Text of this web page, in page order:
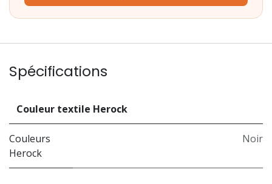
Spécifications
Couleur textile Herock
Couleurs
Herock
Noir